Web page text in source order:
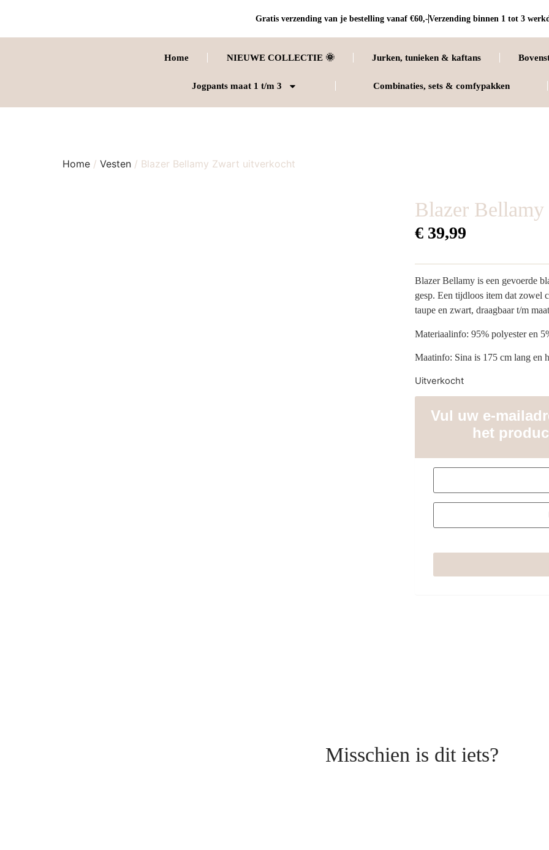
Gratis verzending van je bestelling vanaf €60,-Verzending binnen 1 tot 3
Home NIEUWE COLLECTIE 🌞 Jurken, tunieken & kaftans
Jogpants maat 1 t/m 3 Combinaties, sets & comfypakken
Home / Vesten / Blazer Bellamy Zwart uitverkocht
Blazer
€39,99
Blazer Bellamy is een gevoerde
gesp. Een tijdloos item dat zowel
taupe en zwart, draagbaar t/m
Materiaalinfo: 95% polyester en
Maatinfo: Sina is 175 cm lang en
Uitverkocht
Vul uw e-
het
Misschien is dit iets?